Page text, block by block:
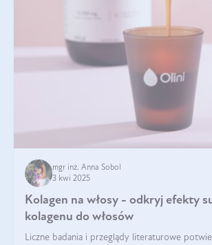
mgr inż. Anna Sobol
3 kwi 2025
Kolagen na włosy - odkryj efekty
kolagenu do włosów
Liczne badania i przeglądy literaturowe